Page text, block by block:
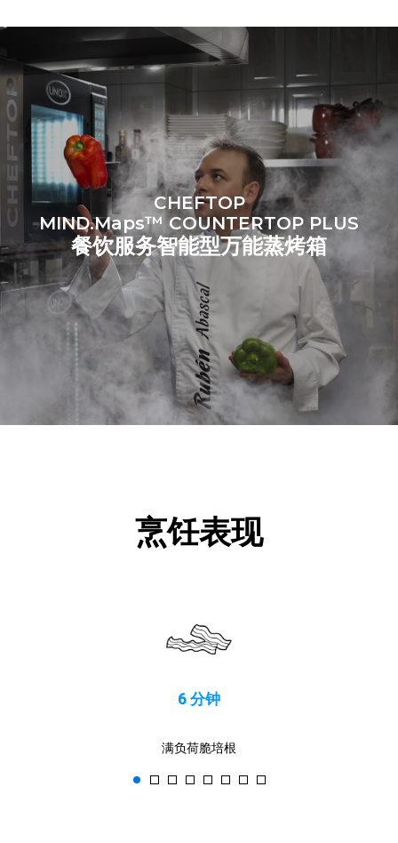
二氧化碳数据来
源：
假设每天使用烤箱(365天/年)：
6次满载烤鸡
6 次满载蒸汽烹饪
假设每周使用以下清洗程序(52
周/年)：
7次长时清洗
CHEFTOP
MIND.Maps™ COUNTERTOP PLUS
餐饮服务智能型万能蒸烤箱
烹饪表现
6 分钟
满负荷脆培根